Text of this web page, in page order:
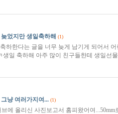
늦었지만 생일축하해 (1)
하한다는 글을 너무 늦게 남기게 되어서
생일 축하해 아주 많이 친구들한테 생일선
그냥 여러가지여... (1)
에 올리신 사진보고서 홈피왔어여